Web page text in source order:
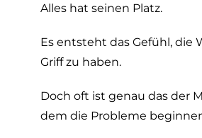
Alles hat seinen Platz.
Es entsteht das Gefühl, die
Griff zu haben.
Doch oft ist genau das der
dem die Probleme